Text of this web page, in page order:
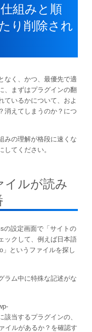
組みと順
り削除され
なく、かつ、最優先で適
、まずはプラグインの翻
ているかについて、およ
消えてしまうのか？につ
みの理解が格段に速くな
てください。
イルが読み
の設定画面で「サイトの
ックして、例えば日本語
というファイルを探し
ラム中に特殊な記述がな
当するプラグインの、
イルがあるか？を確認す